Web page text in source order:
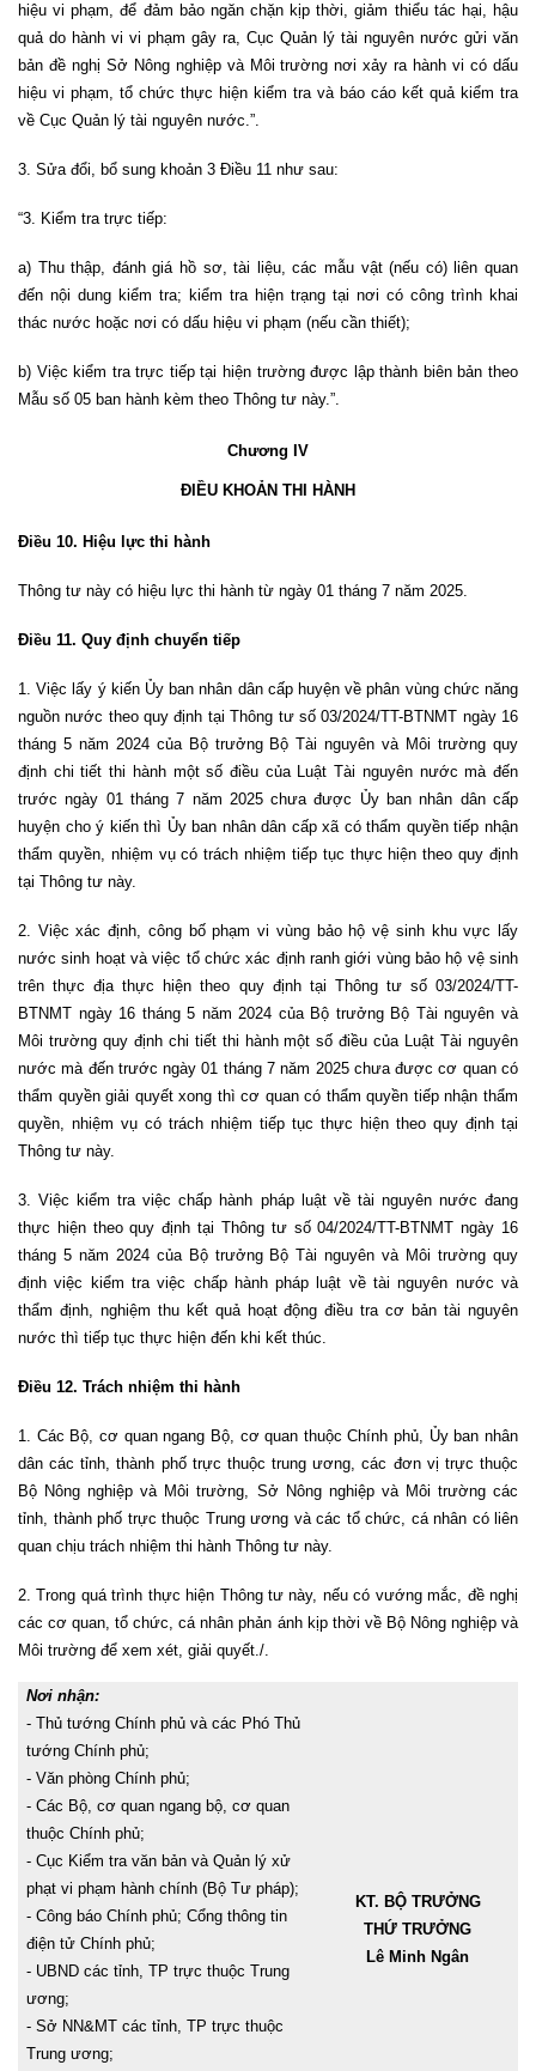
hiệu vi phạm, để đảm bảo ngăn chặn kịp thời, giảm thiểu tác hại, hậu
quả do hành vi vi phạm gây ra, Cục Quản lý tài nguyên nước gửi văn
bản đề nghị Sở Nông nghiệp và Môi trường nơi xảy ra hành vi có dấu
hiệu vi phạm, tổ chức thực hiện kiểm tra và báo cáo kết quả kiểm tra
về Cục Quản lý tài nguyên nước.”.
3. Sửa đổi, bổ sung khoản 3 Điều 11 như sau:
“3. Kiểm tra trực tiếp:
a) Thu thập, đánh giá hồ sơ, tài liệu, các mẫu vật (nếu có) liên quan
đến nội dung kiểm tra; kiểm tra hiện trạng tại nơi có công trình khai
thác nước hoặc nơi có dấu hiệu vi phạm (nếu cần thiết);
b) Việc kiểm tra trực tiếp tại hiện trường được lập thành biên bản theo
Mẫu số 05 ban hành kèm theo Thông tư này.”.
Chương IV
ĐIỀU KHOẢN THI HÀNH
Điều 10. Hiệu lực thi hành
Thông tư này có hiệu lực thi hành từ ngày 01 tháng 7 năm 2025.
Điều 11. Quy định chuyển tiếp
1. Việc lấy ý kiến Ủy ban nhân dân cấp huyện về phân vùng chức năng
nguồn nước theo quy định tại Thông tư số 03/2024/TT-BTNMT ngày 16
tháng 5 năm 2024 của Bộ trưởng Bộ Tài nguyên và Môi trường quy
định chi tiết thi hành một số điều của Luật Tài nguyên nước mà đến
trước ngày 01 tháng 7 năm 2025 chưa được Ủy ban nhân dân cấp
huyện cho ý kiến thì Ủy ban nhân dân cấp xã có thẩm quyền tiếp nhận
thẩm quyền, nhiệm vụ có trách nhiệm tiếp tục thực hiện theo quy định
tại Thông tư này.
2. Việc xác định, công bố phạm vi vùng bảo hộ vệ sinh khu vực lấy
nước sinh hoạt và việc tổ chức xác định ranh giới vùng bảo hộ vệ sinh
trên thực địa thực hiện theo quy định tại Thông tư số 03/2024/TT-
BTNMT ngày 16 tháng 5 năm 2024 của Bộ trưởng Bộ Tài nguyên và
Môi trường quy định chi tiết thi hành một số điều của Luật Tài nguyên
nước mà đến trước ngày 01 tháng 7 năm 2025 chưa được cơ quan có
thẩm quyền giải quyết xong thì cơ quan có thẩm quyền tiếp nhận thẩm
quyền, nhiệm vụ có trách nhiệm tiếp tục thực hiện theo quy định tại
Thông tư này.
3. Việc kiểm tra việc chấp hành pháp luật về tài nguyên nước đang
thực hiện theo quy định tại Thông tư số 04/2024/TT-BTNMT ngày 16
tháng 5 năm 2024 của Bộ trưởng Bộ Tài nguyên và Môi trường quy
định việc kiểm tra việc chấp hành pháp luật về tài nguyên nước và
thẩm định, nghiệm thu kết quả hoạt động điều tra cơ bản tài nguyên
nước thì tiếp tục thực hiện đến khi kết thúc.
Điều 12. Trách nhiệm thi hành
1. Các Bộ, cơ quan ngang Bộ, cơ quan thuộc Chính phủ, Ủy ban nhân
dân các tỉnh, thành phố trực thuộc trung ương, các đơn vị trực thuộc
Bộ Nông nghiệp và Môi trường, Sở Nông nghiệp và Môi trường các
tỉnh, thành phố trực thuộc Trung ương và các tổ chức, cá nhân có liên
quan chịu trách nhiệm thi hành Thông tư này.
2. Trong quá trình thực hiện Thông tư này, nếu có vướng mắc, đề nghị
các cơ quan, tổ chức, cá nhân phản ánh kịp thời về Bộ Nông nghiệp và
Môi trường để xem xét, giải quyết./.
Nơi nhận:
- Thủ tướng Chính phủ và các Phó Thủ
tướng Chính phủ;
- Văn phòng Chính phủ;
- Các Bộ, cơ quan ngang bộ, cơ quan
thuộc Chính phủ;
- Cục Kiểm tra văn bản và Quản lý xử
phạt vi phạm hành chính (Bộ Tư pháp);
- Công báo Chính phủ; Cổng thông tin
điện tử Chính phủ;
- UBND các tỉnh, TP trực thuộc Trung
ương;
- Sở NN&MT các tỉnh, TP trực thuộc
Trung ương;
KT. BỘ TRƯỞNG
THỨ TRƯỞNG
Lê Minh Ngân